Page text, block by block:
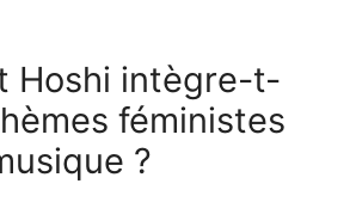
Hoshi intègre-t-
féministes
?